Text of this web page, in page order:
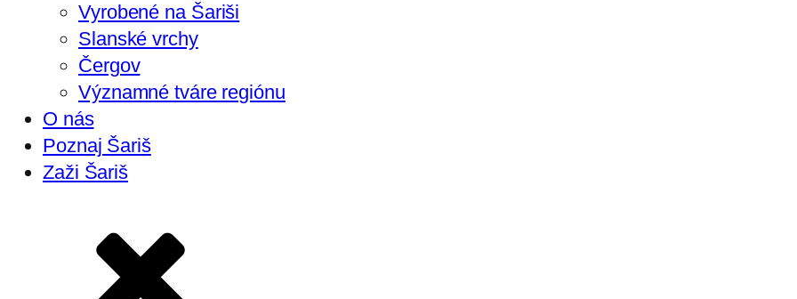
Vyrobené na Šariši
Slanské vrchy
Čergov
Významné tváre regiónu
O nás
Poznaj Šariš
Zaži Šariš